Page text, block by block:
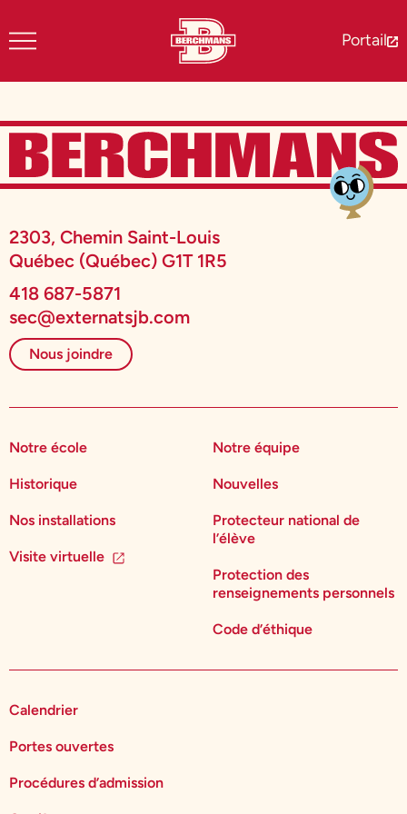
Portail
2303, Chemin Saint-Louis
Québec (Québec) G1T 1R5
418 687-5871
sec@externatsjb.com
Nous joindre
Notre école
Historique
Nos installations
Visite virtuelle
Notre équipe
Nouvelles
Protecteur national de
l’élève
Protection des
renseignements personnels
Code d’éthique
Calendrier
Portes ouvertes
Procédures d’admission